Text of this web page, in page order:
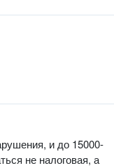
и до 15000-
не налоговая, а